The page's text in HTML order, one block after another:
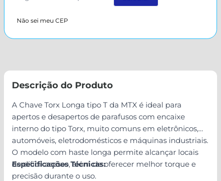
Não sei meu CEP
Descrição do Produto
A Chave Torx Longa tipo T da MTX é ideal para
apertos e desapertos de parafusos com encaixe
interno do tipo Torx, muito comuns em eletrônicos,
automóveis, eletrodomésticos e máquinas industriais.
O modelo com haste longa permite alcançar locais
de difícil acesso, além de oferecer melhor torque e
precisão durante o uso.
Especificações Técnicas: